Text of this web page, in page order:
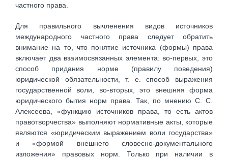
частного права.
Для правильного вычленения видов источников
международного частного права следует обратить
внимание на то, что понятие источника (формы) права
включает два взаимосвязанных элемента: во-первых, это
способ придания норме (правилу поведения)
юридической обязательности, т. е. способ выражения
государственной воли, во-вторых, это внешняя форма
юридического бытия норм права. Так, по мнению С. С.
Алексеева, «функцию источников права, то есть актов
правотворчества» выполняют нормативные акты, которые
являются «юридическим выражением воли государства»
и «формой внешнего словесно-документального
изложения» правовых норм. Только при наличии в